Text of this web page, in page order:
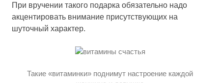
При вручении такого подарка обязательно надо
акцентировать внимание присутствующих на
шуточный характер.
Такие «витаминки» поднимут настроение каждой